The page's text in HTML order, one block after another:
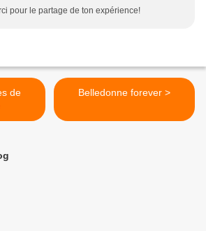
pour le partage de ton expérience!
Belledonne forever >